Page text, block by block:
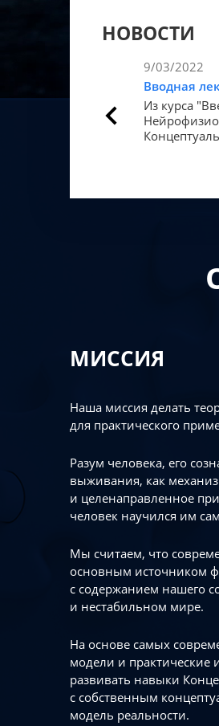
НОВОСТИ
9/03/2022
Вводная
Из курса
МИССИЯ
Наша миссия делать
для практического
Разум человека, его
выживания, как
и целенаправленное
человек научился им
Мы считаем, что
основным источником
с содержанием нашего
и нестабильном мире.
На основе самых
модели и
развивать навыки
с собственным
модель реальности.